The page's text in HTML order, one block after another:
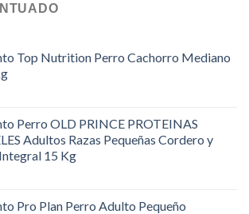
Top Nutrition Perro Cachorro Mediano
Perro OLD PRINCE PROTEINAS
Adultos Razas Pequeñas Cordero y
15 Kg
Pro Plan Perro Adulto Pequeño